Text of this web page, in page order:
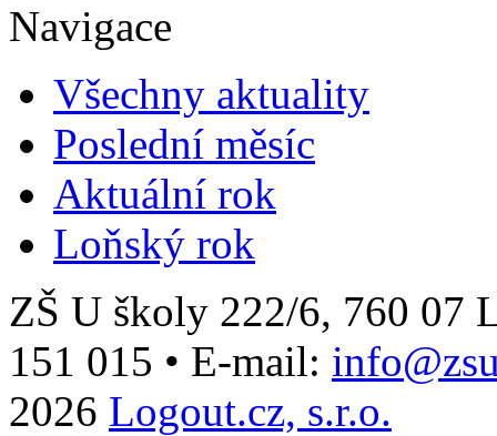
Navigace
Všechny aktuality
Poslední měsíc
Aktuální rok
Loňský rok
ZŠ U školy 222/6, 760 07
151 015 • E-mail:
2026 Logout.cz, s.r.o.